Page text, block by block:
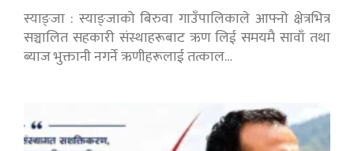
स्याङ्जा : स्याङ्जाको बिरुवा गाउँपालिकाले आफ्नो क्षेत्रभित्र
सञ्चालित सहकारी संस्थाहरूबाट ऋण लिई समयमै सावाँ तथा
ब्याज भुक्तानी नगर्ने ऋणीहरूलाई तत्काल…